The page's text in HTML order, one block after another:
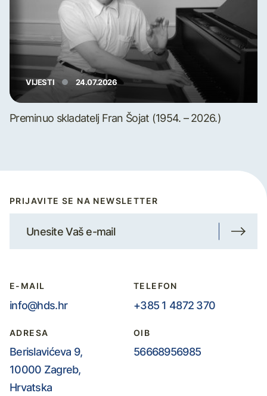
VIJESTI 24.07.2026
Preminuo skladatelj Fran Šojat (1954. – 2026.)
PRIJAVITE SE NA NEWSLETTER
E-MAIL
info@hds.hr
TELEFON
+385 1 4872 370
ADRESA
Berislavićeva 9,
10000 Zagreb,
Hrvatska
OIB
56668956985